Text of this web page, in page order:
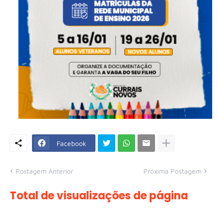
Facebook
Postagem Anterior Próxima Postagem
Total de visualizações de página